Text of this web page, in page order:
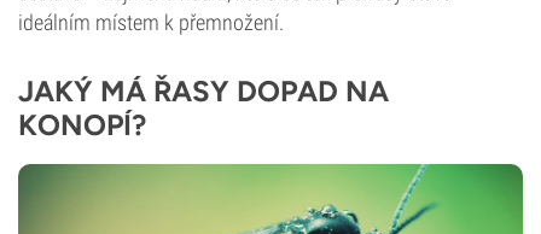
ideálním místem k přemnožení.
JAKÝ MÁ ŘASY DOPAD NA
KONOPÍ?